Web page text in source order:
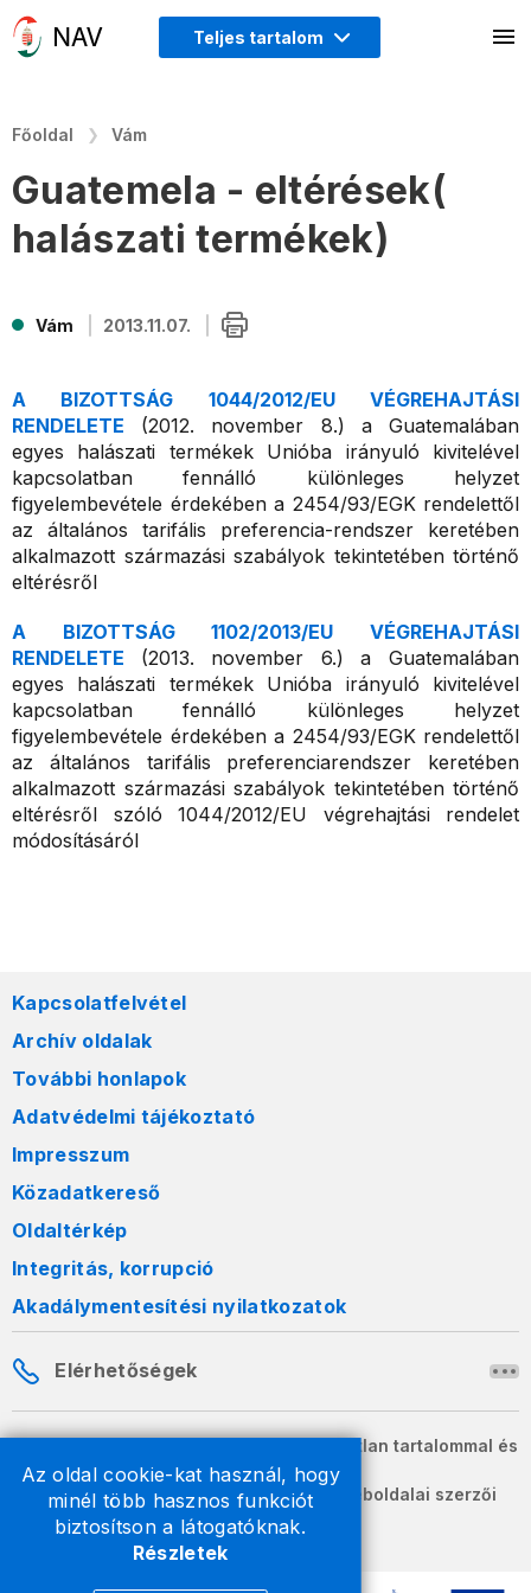
Az oldal cookie-kat használ, hogy
minél több hasznos funkciót
biztosítson a látogatóknak.
Részletek
Teljes tartalom
Főoldal Vám
Guatemela - eltérések(
halászati termékek)
Vám 2013.11.07.
A BIZOTTSÁG 1044/2012/EU VÉGREHAJTÁSI
RENDELETE (2012. november 8.) a Guatemalában
egyes halászati termékek Unióba irányuló kivitelével
kapcsolatban fennálló különleges helyzet
figyelembevétele érdekében a 2454/93/EGK rendelettől
az általános tarifális preferencia-rendszer keretében
alkalmazott származási szabályok tekintetében történő
eltérésről
A BIZOTTSÁG 1102/2013/EU VÉGREHAJTÁSI
RENDELETE (2013. november 6.) a Guatemalában
egyes halászati termékek Unióba irányuló kivitelével
kapcsolatban fennálló különleges helyzet
figyelembevétele érdekében a 2454/93/EGK rendelettől
az általános tarifális preferenciarendszer keretében
alkalmazott származási szabályok tekintetében történő
eltérésről szóló 1044/2012/EU végrehajtási rendelet
módosításáról
Kapcsolatfelvétel
Archív oldalak
További honlapok
Adatvédelmi tájékoztató
Impresszum
Közadatkereső
Oldaltérkép
Integritás, korrupció
Akadálymentesítési nyilatkozatok
Elérhetőségek
A honlapon szereplő információk változatlan tartalommal és
formában szabadon terjeszthetők.
2026 © A Nemzeti Adó- és Vámhivatal weboldalai szerzői
jogvédelem alatt állnak.